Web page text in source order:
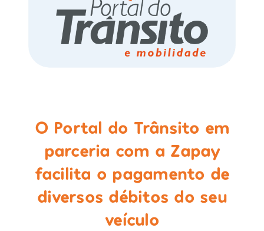
O Portal do Trânsito em
parceria com a Zapay
facilita o pagamento de
diversos débitos do seu
veículo